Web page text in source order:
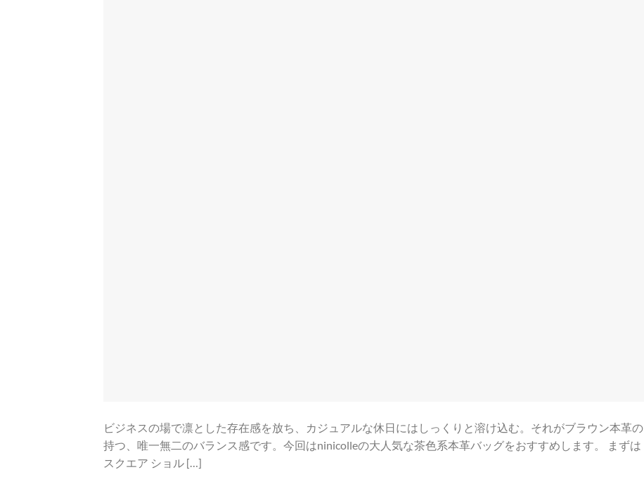
ビジネスの場で凛とした存在感を放ち、カジュアルな休日にはしっくりと溶け込む。それがブラウン本革の
持つ、唯一無二のバランス感です。今回はninicolleの大人気な茶色系本革バッグをおすすめします。 まずは
スクエア ショル […]